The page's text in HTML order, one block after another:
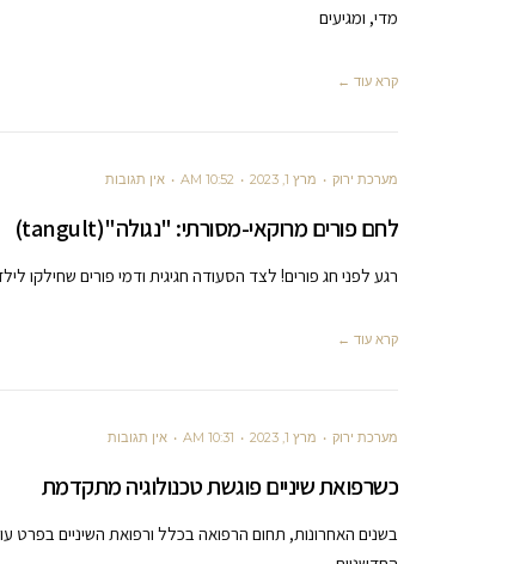
מדי, ומגיעים
קרא עוד ←
מערכת ירוק מרץ 1, 2023 10:52 AM אין תגובות
לחם פורים מרוקאי-מסורתי: "נגולה"(tangult)
רגע לפני חג פורים! לצד הסעודה חגיגית ודמי פורים שחילקו
קרא עוד ←
מערכת ירוק מרץ 1, 2023 10:31 AM אין תגובות
כשרפואת שיניים פוגשת טכנולוגיה מתקדמת
בשנים האחרונות, תחום הרפואה בכלל ורפואת השיניים